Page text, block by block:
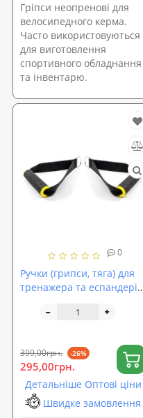
Гріпси неопренові для
велосипедного керма.
Часто використовуються
для виготовлення
спортивного обладнання
та інвентарю.
0
Ручки (грипси, тяга) для
тренажера та еспандерів
(OF-0307)
399,00грн. -26%
295,00грн.
Детальніше Оптові ціни
Швидке замовлення